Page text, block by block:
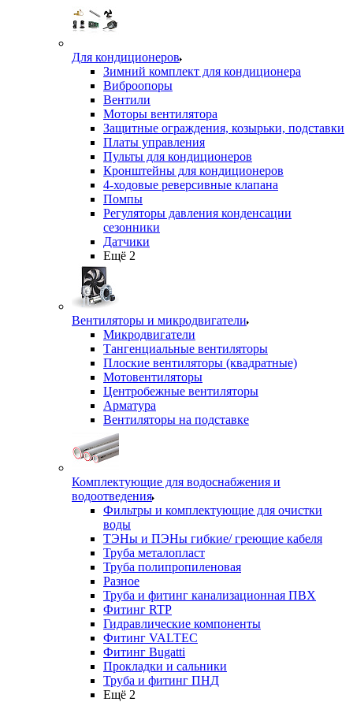
Для кондиционеров
Зимний комплект для кондиционера
Виброопоры
Вентили
Моторы вентилятора
Защитные ограждения, козырьки, подставки
Платы управления
Пульты для кондиционеров
Кронштейны для кондиционеров
4-ходовые реверсивные клапана
Помпы
Регуляторы давления конденсации
сезонники
Датчики
Ещё 2
Вентиляторы и микродвигатели
Микродвигатели
Тангенциальные вентиляторы
Плоские вентиляторы (квадратные)
Мотовентиляторы
Центробежные вентиляторы
Арматура
Вентиляторы на подставке
Комплектующие для водоснабжения и
водоотведения
Фильтры и комплектующие для очистки
воды
ТЭНы и ПЭНы гибкие/ греющие кабеля
Труба металопласт
Труба полипропиленовая
Разное
Труба и фитинг канализационная ПВХ
Фитинг RTP
Гидравлические компоненты
Фитинг VALTEC
Фитинг Bugatti
Прокладки и сальники
Труба и фитинг ПНД
Ещё 2